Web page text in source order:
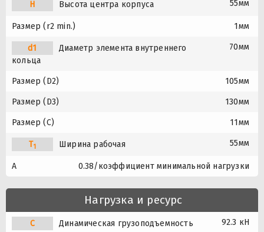
H Высота центра корпуса 55мм
Размер (r2 min.) 1мм
d1
Диаметр элемента внутреннего
кольца
70мм
Размер (D2) 105мм
Размер (D3) 130мм
Размер (C) 11мм
T1 Ширина рабочая 55мм
A 0.38/коэффициент минимальной нагрузки
Нагрузка и ресурс
C Динамическая грузоподъемность 92.3 кН